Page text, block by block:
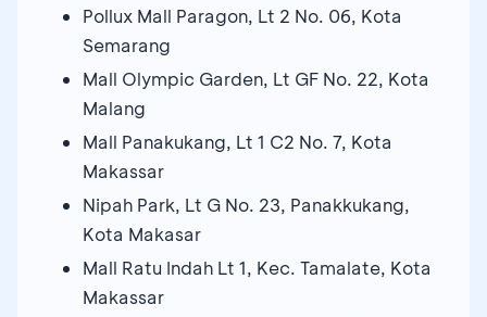
Pollux Mall Paragon, Lt 2 No. 06, Kota
Semarang
Mall Olympic Garden, Lt GF No. 22, Kota
Malang
Mall Panakukang, Lt 1 C2 No. 7, Kota
Makassar
Nipah Park, Lt G No. 23, Panakkukang,
Kota Makasar
Mall Ratu Indah Lt 1, Kec. Tamalate, Kota
Makassar